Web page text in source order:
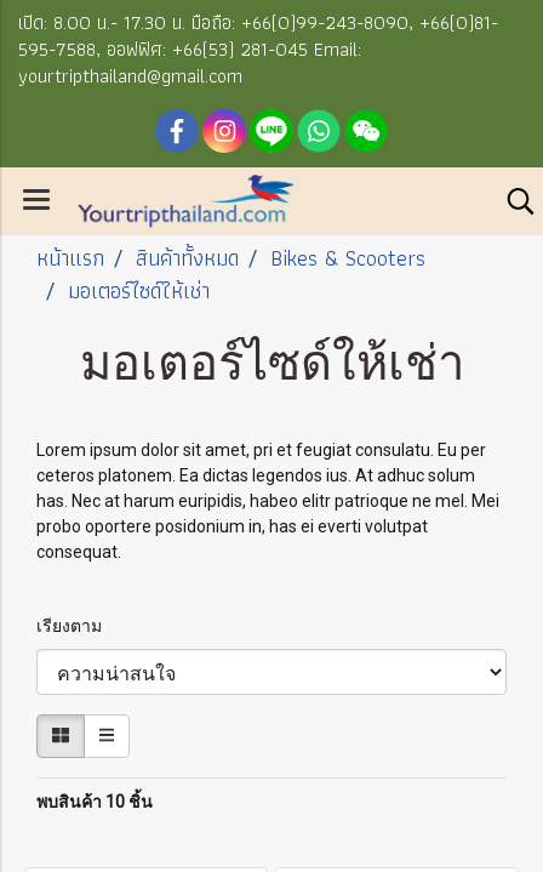
เปิด: 8.00 น.- 17.30 น. มือถือ: +66(0)99-243-8090, +66(0)81-
595-7588, ออฟฟิศ: +66(53) 281-045 Email:
yourtripthailand@gmail.com
หน้าแรก สินค้าทั้งหมด
Bikes & Scooters
มอเตอร์ไซด์ให้เช่า
มอเตอร์ไซด์ให้เช่า
Lorem ipsum dolor sit amet, pri et feugiat consulatu. Eu per
ceteros platonem. Ea dictas legendos ius. At adhuc solum
has. Nec at harum euripidis, habeo elitr patrioque ne mel. Mei
probo oportere posidonium in, has ei everti volutpat
consequat.
เรียงตาม
พบสินค้า 10 ชิ้น